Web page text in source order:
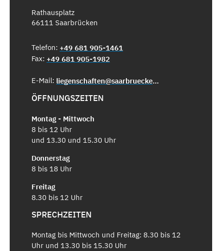
Rathausplatz
66111 Saarbrücken
Telefon: +49 681 905-1461
Fax: +49 681 905-1982
E-Mail: liegenschaften@saarbruecken.de
ÖFFNUNGSZEITEN
Montag - Mittwoch
8 bis 12 Uhr
und 13.30 und 15.30 Uhr
Donnerstag
8 bis 18 Uhr
Freitag
8.30 bis 12 Uhr
SPRECHZEITEN
Montag bis Mittwoch und Freitag: 8.30 bis 12
Uhr und 13.30 bis 15.30 Uhr